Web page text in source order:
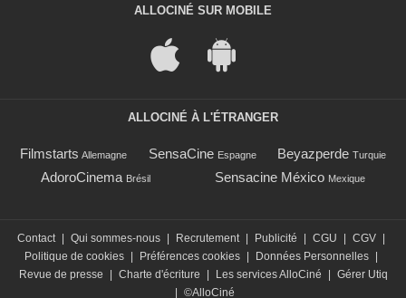
ALLOCINÉ SUR MOBILE
ALLOCINÉ À L'ÉTRANGER
Filmstarts Allemagne SensaCine Espagne Beyazperde Turquie
AdoroCinema Brésil Sensacine México Mexique
Contact | Qui sommes-nous | Recrutement | Publicité | CGU | CGV |
Politique de cookies | Préférences cookies | Données Personnelles |
Revue de presse
| Charte d'écriture | Les services AlloCiné | Gérer Utiq
| ©AlloCiné